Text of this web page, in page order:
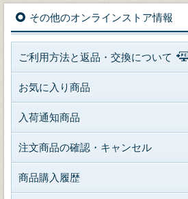
その他のオンラインストア情報
ご利用方法と返品・交換について
お気に入り商品
入荷通知商品
注文商品の確認・キャンセル
商品購入履歴